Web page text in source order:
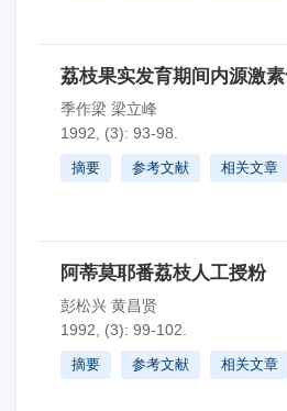
荔枝果实发育期间内源激
季作梁 梁立峰
1992, (3): 93-98.
摘要 参考文献 相关文章
阿蒂莫耶番荔枝人工授粉
彭松兴 黄昌贤
1992, (3): 99-102.
摘要 参考文献 相关文章